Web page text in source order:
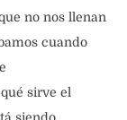
no nos llenan
cuando
sirve el